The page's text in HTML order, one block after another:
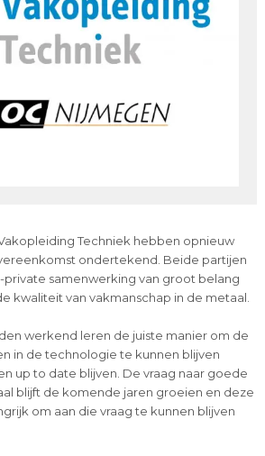
Techniek hebben opnieuw
ondertekend. Beide partijen
samenwerking van groot belang
kwaliteit van vakmanschap in de metaal.
werkend leren de juiste manier om de
in de technologie te kunnen blijven
up to date blijven. De vraag naar goede
blijft de komende jaren groeien en deze
om aan die vraag te kunnen blijven